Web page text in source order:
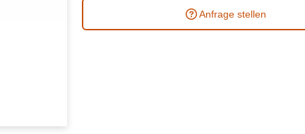
Anfrage stellen